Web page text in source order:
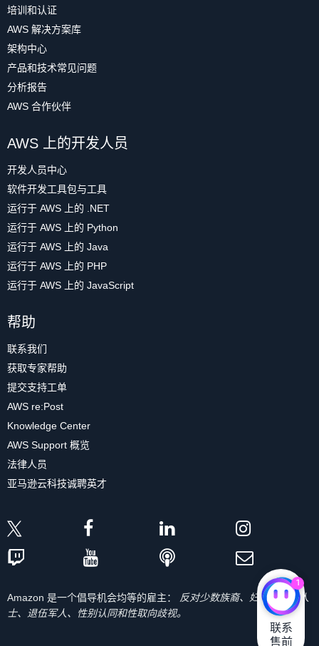
培训和认证
AWS 解决方案库
架构中心
产品和技术常见问题
分析报告
AWS 合作伙伴
AWS 上的开发人员
开发人员中心
软件开发工具包与工具
运行于 AWS 上的 .NET
运行于 AWS 上的 Python
运行于 AWS 上的 Java
运行于 AWS 上的 PHP
运行于 AWS 上的 JavaScript
帮助
联系我们
获取专家帮助
提交支持工单
AWS re:Post
Knowledge Center
AWS Support 概览
法律人员
亚马逊云科技诚聘英才
Amazon 是一个倡导机会均等的雇主：
反对少数族裔、妇女、残疾人
士、退伍军人、性别认同和性取向歧视。
1
联系
售前